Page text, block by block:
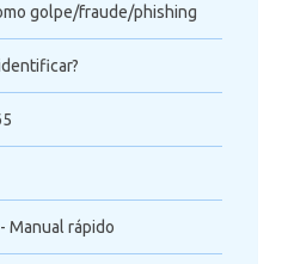
golpe/fraude/phishing
Manual rápido